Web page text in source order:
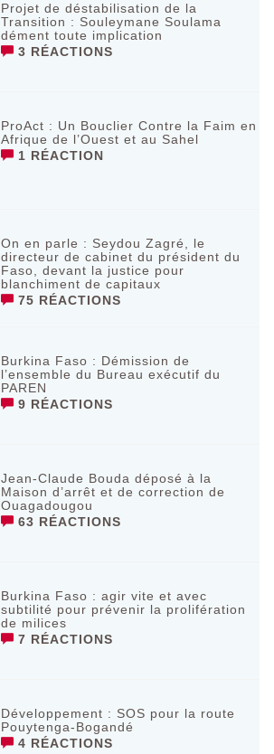
Projet de déstabilisation de la
Transition : Souleymane Soulama
dément toute implication
3 RÉACTIONS
ProAct : Un Bouclier Contre la Faim en
Afrique de l’Ouest et au Sahel
1 RÉACTION
On en parle : Seydou Zagré, le
directeur de cabinet du président du
Faso, devant la justice pour
blanchiment de capitaux
75 RÉACTIONS
Burkina Faso : Démission de
l’ensemble du Bureau exécutif du
PAREN
9 RÉACTIONS
Jean-Claude Bouda déposé à la
Maison d’arrêt et de correction de
Ouagadougou
63 RÉACTIONS
Burkina Faso : agir vite et avec
subtilité pour prévenir la prolifération
de milices
7 RÉACTIONS
Développement : SOS pour la route
Pouytenga-Bogandé
4 RÉACTIONS